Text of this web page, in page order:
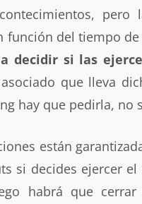
función del tiempo
decidir si las
que lleva
hay que pedirla, no
están
si decides ejercer
habrá que